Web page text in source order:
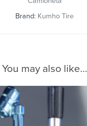
Brand: Kumho Tire
You may also like…